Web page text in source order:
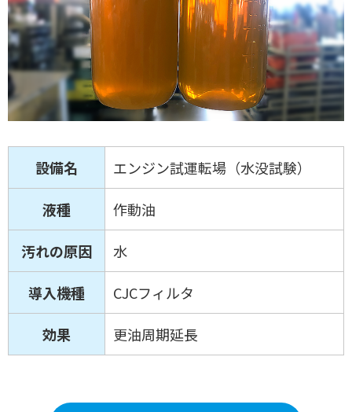
設備名 エンジン試運転場（水没試験）
液種 作動油
汚れの原因 水
導入機種 CJCフィルタ
効果 更油周期延長